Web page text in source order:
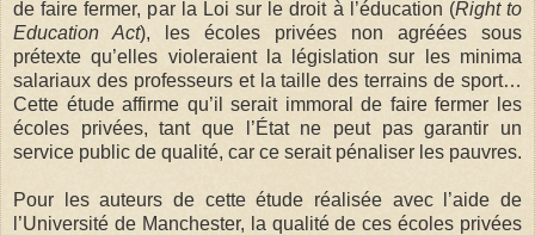
de faire fermer, par la Loi sur le droit à l’éducation (Right to
Education Act), les écoles privées non agréées sous
prétexte qu’elles violeraient la législation sur les minima
salariaux des professeurs et la taille des terrains de sport…
Cette étude affirme qu’il serait immoral de faire fermer les
écoles privées, tant que l’État ne peut pas garantir un
service public de qualité, car ce serait pénaliser les pauvres.
Pour les auteurs de cette étude réalisée avec l’aide de
l’Université de Manchester, la qualité de ces écoles privées